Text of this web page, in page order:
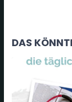
DAS